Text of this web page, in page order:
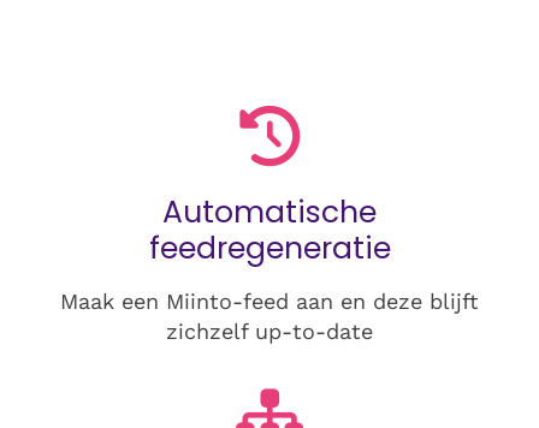
Automatische
feedregeneratie
Maak een Miinto-feed aan en deze blijft
zichzelf up-to-date